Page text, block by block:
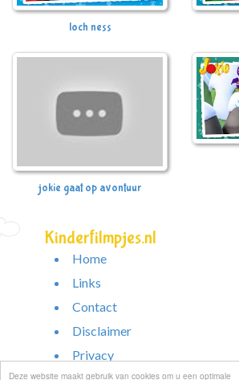
Deze website maakt gebruik van cookies om u een optimale
loch ness
jokie gaat op avontuur
Kinderfilmpjes.nl
Home
Links
Contact
Disclaimer
Privacy